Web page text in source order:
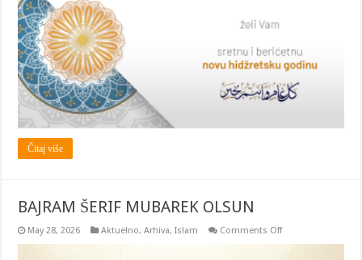
Čitaj više
BAJRAM ŠERIF MUBAREK OLSUN
May 28, 2026 Aktuelno,Arhiva,Islam Comments Offon